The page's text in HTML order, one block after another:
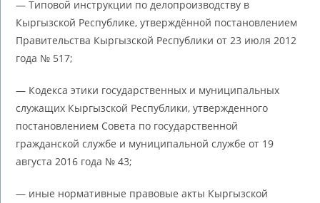
— Типовой инструкции по делопроизводству в
Кыргызской Республике, утверждённой постановлением
Правительства Кыргызской Республики от 23 июля 2012
года № 517;
— Кодекса этики государственных и муниципальных
служащих Кыргызской Республики, утвержденного
постановлением Совета по государственной
гражданской службе и муниципальной службе от 19
августа 2016 года № 43;
— иные нормативные правовые акты Кыргызской